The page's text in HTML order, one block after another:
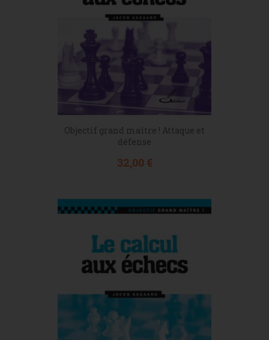
Objectif grand maître ! Attaque et
défense
Prix
32,00 €